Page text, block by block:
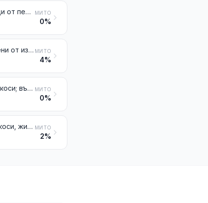
Кожи и други части от птици, покрити с перата или пуха им, пера, частици от пера, пух и артикули от тези материали, различни от продуктите от № 0505 и от стволовете на перата, обработени МИТО
0%
Изкуствени цветя, листа и плодове, и техните части; артикули, изработени от изкуствени цветя, листа или плодове МИТО
4%
Подредени, изтънени, избелени или по друг начин обработени човешки коси; вълна или други животински косми или други текстилни материали, подготвени за изработка на перуки или на подобни артикули МИТО
0%
Перуки, изкуствени бради, вежди, мигли, кичури и подобни, от човешки коси, животински косми или от текстилни материали; изделия от коси, неупоменати, нито включени другаде МИТО
2%